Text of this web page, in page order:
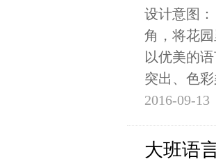
设计意图
角，将花
以优美的
突出、色
2016-09-13
大班语